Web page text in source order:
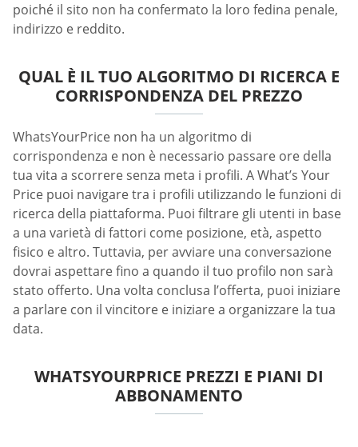
poiché il sito non ha confermato la loro fedina penale,
indirizzo e reddito.
QUAL È IL TUO ALGORITMO DI RICERCA E
CORRISPONDENZA DEL PREZZO
WhatsYourPrice non ha un algoritmo di
corrispondenza e non è necessario passare ore della
tua vita a scorrere senza meta i profili. A What’s Your
Price puoi navigare tra i profili utilizzando le funzioni di
ricerca della piattaforma. Puoi filtrare gli utenti in base
a una varietà di fattori come posizione, età, aspetto
fisico e altro. Tuttavia, per avviare una conversazione
dovrai aspettare fino a quando il tuo profilo non sarà
stato offerto. Una volta conclusa l’offerta, puoi iniziare
a parlare con il vincitore e iniziare a organizzare la tua
data.
WHATSYOURPRICE PREZZI E PIANI DI
ABBONAMENTO